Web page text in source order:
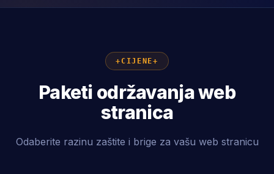
CIJENE
Paketi održavanja web
stranica
Odaberite razinu zaštite i brige za vašu web stranicu